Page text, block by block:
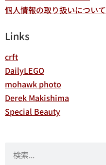
個人情報の取り扱いについて
Links
crft
DailyLEGO
mohawk photo
Derek Makishima
Special Beauty